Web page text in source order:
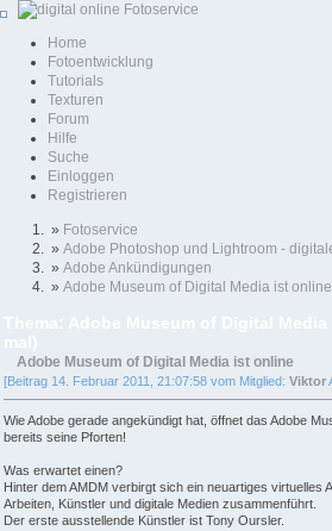
Home
Fotoentwicklung
Tutorials
Texturen
Forum
Hilfe
Suche
Einloggen
Registrieren
» Fotoservice
» Adobe Photoshop und Lightroom -
» Adobe Ankündigungen
» Adobe Museum of Digital Media ist online
Adobe Museum of Digital Media ist online
[Beitrag 14. Februar 2011, 21:07:58 vom Mitglied: Viktor
Wie Adobe gerade angekündigt hat, öffnet das Adobe
bereits seine Pforten!
Was erwartet einen?
Hinter dem AMDM verbirgt sich ein neuartiges virtuelles
Arbeiten, Künstler und digitale Medien zusammenführt.
Der erste ausstellende Künstler ist Tony Oursler.